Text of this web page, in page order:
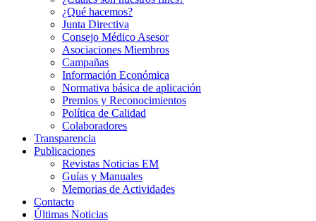
¿Qué hacemos?
Junta Directiva
Consejo Médico Asesor
Asociaciones Miembros
Campañas
Información Económica
Normativa básica de aplicación
Premios y Reconocimientos
Política de Calidad
Colaboradores
Transparencia
Publicaciones
Revistas Noticias EM
Guías y Manuales
Memorias de Actividades
Contacto
Últimas Noticias